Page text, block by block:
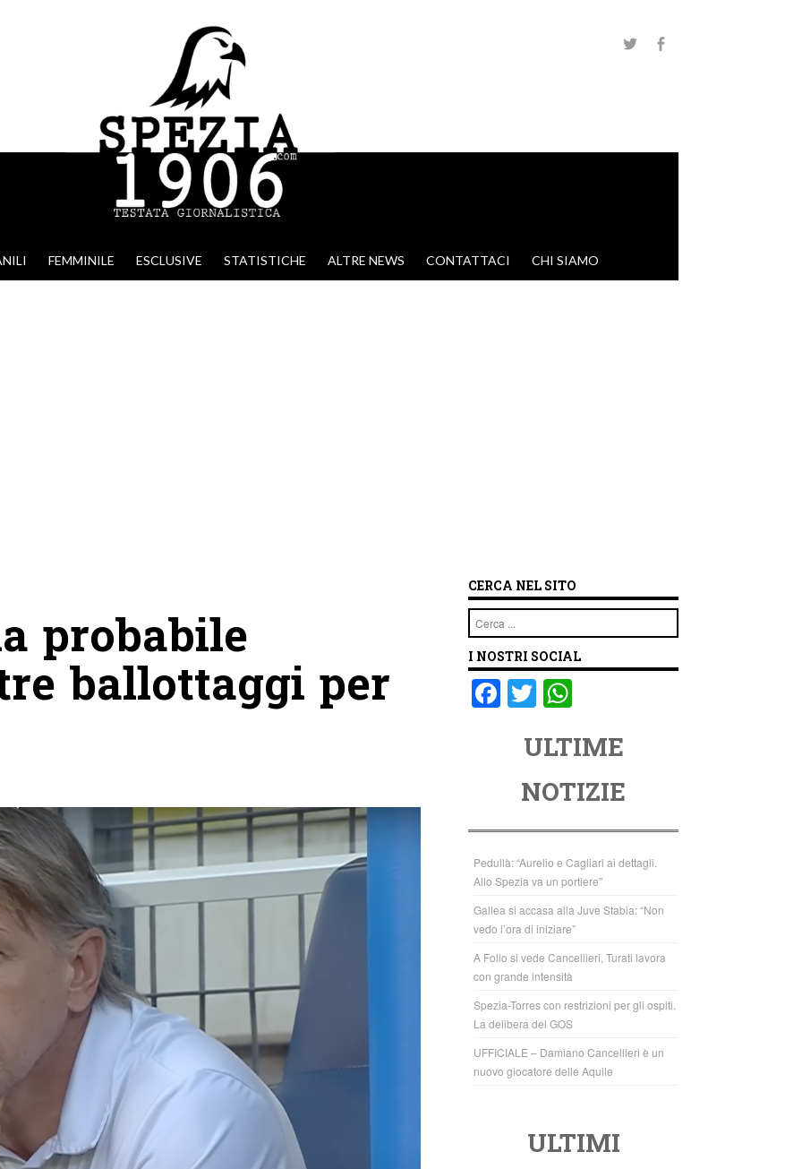
FEMMINILE ESCLUSIVE STATISTICHE ALTRE NEWS CONTATTACI CHI SIAMO
probabile
ballottaggi per
CERCA NEL SITO
Cerca
I NOSTRI SOCIAL
F
o
o
k
T
tt
er
at
s
A
p
p
ULTIME
NOTIZIE
Pedullà: “Aurelio e Cagliari ai dettagli.
Allo Spezia va un portiere”
Gallea si accasa alla Juve Stabia: “Non
vedo l’ora di iniziare”
A Follo si vede Cancellieri, Turati lavora
con grande intensità
Spezia-Torres con restrizioni per gli ospiti.
La delibera del GOS
UFFICIALE – Damiano Cancellieri è un
nuovo giocatore delle Aquile
ULTIMI